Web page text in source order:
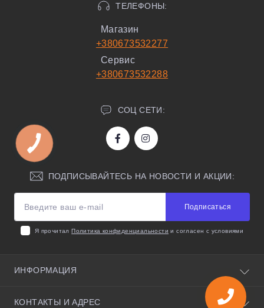
ТЕЛЕФОНЫ:
Магазин
+380673532277
Сервис
+380673532288
СОЦ СЕТИ:
ПОДПИСЫВАЙТЕСЬ НА НОВОСТИ И АКЦИИ:
Подписаться
Я прочиталПолитика конфиденциальности и согласен с условиями
ИНФОРМАЦИЯ
КОНТАКТЫ И АДРЕС